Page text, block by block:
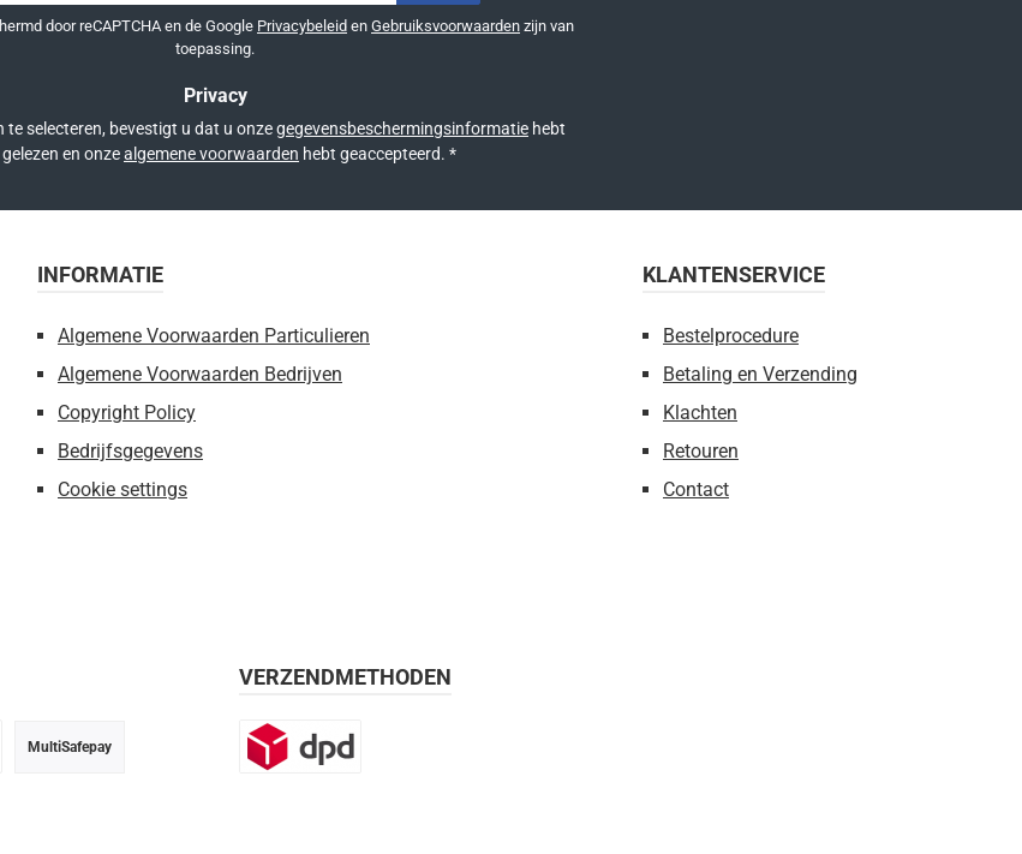
door reCAPTCHA en de Google Privacybeleid en Gebruiksvoorwaarden zijn van
toepassing.
Privacy
te selecteren, bevestigt u dat u onzegegevensbeschermingsinformatie hebt
gelezen en onzealgemene voorwaarden hebt geaccepteerd. *
INFORMATIE
Algemene Voorwaarden Particulieren
Algemene Voorwaarden Bedrijven
Copyright Policy
Bedrijfsgegevens
Cookie settings
KLANTENSERVICE
Bestelprocedure
Betaling en Verzending
Klachten
Retouren
Contact
MultiSafepay
VERZENDMETHODEN